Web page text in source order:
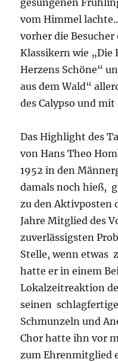
gesungenen
vom Himmel
vorher die
Klassikern wie „Die
Herzens Schöne“
aus dem Wald“
des Calypso und
Das Highlight des
von Hans Theo
1952 in den
damals noch hieß,
zu den Aktivposten
Jahre Mitglied des
zuverlässigsten
Stelle, wenn etwas
hatte er in einem
Lokalzeitreaktion
seinen
Schmunzeln und
Chor hatte ihn vor
zum Ehrenmitglied